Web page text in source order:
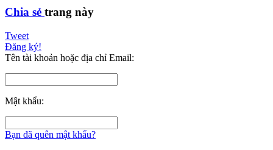
Chia sẻ trang này
Tweet
Đăng ký!
Tên tài khoản hoặc địa chỉ Email:
Mật khẩu:
Bạn đã quên mật khẩu?